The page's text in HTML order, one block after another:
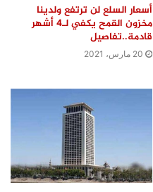
أسعار السلع لن ترتفع ولدينا
مخزون القمح يكفي لـ4 أشهر
قادمة..تفاصيل
20 مارس، 2021